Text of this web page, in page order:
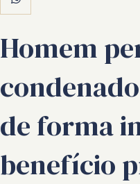
Homem
de forma
benefício